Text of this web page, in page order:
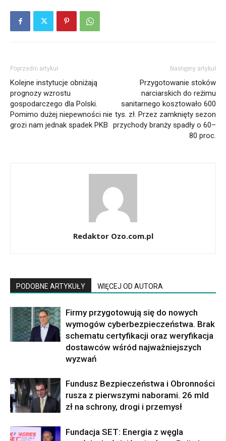
Poprzedni artykuł
Kolejne instytucje obniżają
prognozy wzrostu
gospodarczego dla Polski.
Pomimo dużej niepewności nie
grozi nam jednak spadek PKB
Następny artykuł
Przygotowanie stoków
narciarskich do reżimu
sanitarnego kosztowało 600
tys. zł. Przez zamknięty sezon
przychody branży spadły o 60–
80 proc.
Redaktor Ozo.com.pl
PODOBNE ARTYKUŁY WIĘCEJ OD AUTORA
Firmy przygotowują się do nowych
wymogów cyberbezpieczeństwa. Brak
schematu certyfikacji oraz weryfikacja
dostawców wśród najważniejszych
wyzwań
Fundusz Bezpieczeństwa i Obronności
rusza z pierwszymi naborami. 26 mld
zł na schrony, drogi i przemysł
Fundacja SET: Energia z węgla